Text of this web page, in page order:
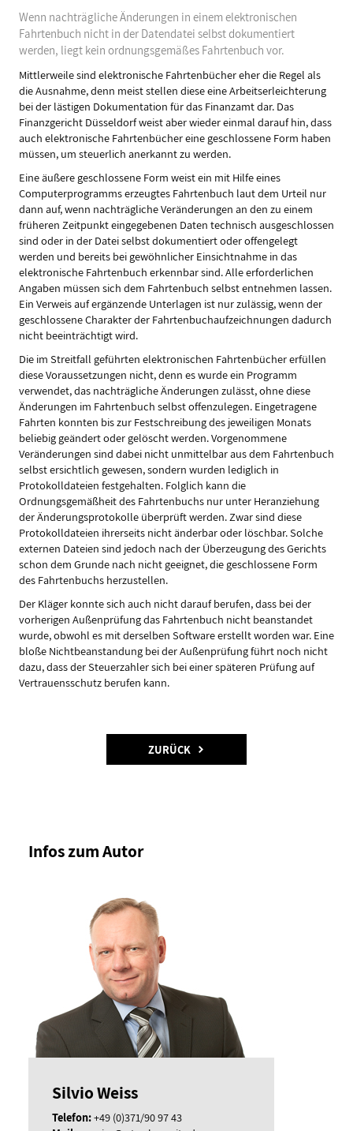
Wenn nachträgliche Änderungen in einem elektronischen
Fahrtenbuch nicht in der Datendatei selbst dokumentiert
werden, liegt kein ordnungsgemäßes Fahrtenbuch vor.
Mittlerweile sind elektronische Fahrtenbücher eher die Regel als
die Ausnahme, denn meist stellen diese eine Arbeitserleichterung
bei der lästigen Dokumentation für das Finanzamt dar. Das
Finanzgericht Düsseldorf weist aber wieder einmal darauf hin, dass
auch elektronische Fahrtenbücher eine geschlossene Form haben
müssen, um steuerlich anerkannt zu werden.
Eine äußere geschlossene Form weist ein mit Hilfe eines
Computerprogramms erzeugtes Fahrtenbuch laut dem Urteil nur
dann auf, wenn nachträgliche Veränderungen an den zu einem
früheren Zeitpunkt eingegebenen Daten technisch ausgeschlossen
sind oder in der Datei selbst dokumentiert oder offengelegt
werden und bereits bei gewöhnlicher Einsichtnahme in das
elektronische Fahrtenbuch erkennbar sind. Alle erforderlichen
Angaben müssen sich dem Fahrtenbuch selbst entnehmen lassen.
Ein Verweis auf ergänzende Unterlagen ist nur zulässig, wenn der
geschlossene Charakter der Fahrtenbuchaufzeichnungen dadurch
nicht beeinträchtigt wird.
Die im Streitfall geführten elektronischen Fahrtenbücher erfüllen
diese Voraussetzungen nicht, denn es wurde ein Programm
verwendet, das nachträgliche Änderungen zulässt, ohne diese
Änderungen im Fahrtenbuch selbst offenzulegen. Eingetragene
Fahrten konnten bis zur Festschreibung des jeweiligen Monats
beliebig geändert oder gelöscht werden. Vorgenommene
Veränderungen sind dabei nicht unmittelbar aus dem Fahrtenbuch
selbst ersichtlich gewesen, sondern wurden lediglich in
Protokolldateien festgehalten. Folglich kann die
Ordnungsgemäßheit des Fahrtenbuchs nur unter Heranziehung
der Änderungsprotokolle überprüft werden. Zwar sind diese
Protokolldateien ihrerseits nicht änderbar oder löschbar. Solche
externen Dateien sind jedoch nach der Überzeugung des Gerichts
schon dem Grunde nach nicht geeignet, die geschlossene Form
des Fahrtenbuchs herzustellen.
Der Kläger konnte sich auch nicht darauf berufen, dass bei der
vorherigen Außenprüfung das Fahrtenbuch nicht beanstandet
wurde, obwohl es mit derselben Software erstellt worden war. Eine
bloße Nichtbeanstandung bei der Außenprüfung führt noch nicht
dazu, dass der Steuerzahler sich bei einer späteren Prüfung auf
Vertrauensschutz berufen kann.
ZURÜCK
Infos zum Autor
Silvio Weiss
Telefon:+49 (0)371/90 97 43